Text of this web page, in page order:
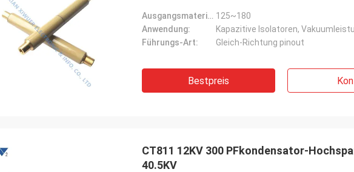
Ausgangsmaterial: 125~180
Anwendung:
Führungs-Art:
Gleich-Richtung pinout
Bestpreis
CT811 12KV 300 PFkondensator-
40.5KV